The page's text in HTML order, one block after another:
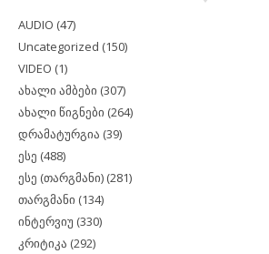
AUDIO (47)
Uncategorized (150)
VIDEO (1)
ახალი ამბები (307)
ახალი წიგნები (264)
დრამატურგია (39)
ესე (488)
ესე (თარგმანი) (281)
თარგმანი (134)
ინტერვიუ (330)
კრიტიკა (292)